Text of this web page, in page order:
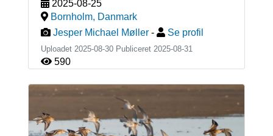
2025-08-25
Bornholm, Danmark
Jesper Michael Møller - Se profil
Uploadet 2025-08-30 Publiceret 2025-08-31
590